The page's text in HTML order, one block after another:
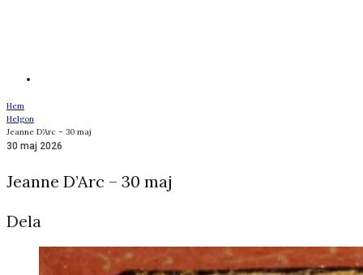
Hem
Helgon
Jeanne D’Arc – 30 maj
30 maj 2026
Jeanne D’Arc – 30 maj
Dela